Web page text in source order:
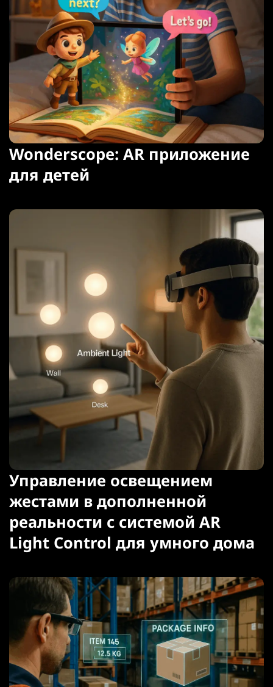
Wonderscope: AR приложение
для детей
Управление освещением
жестами в дополненной
реальности с системой AR
Light Control для умного дома